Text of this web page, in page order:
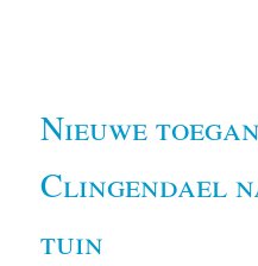
Nieuwe
Clingendael
tuin